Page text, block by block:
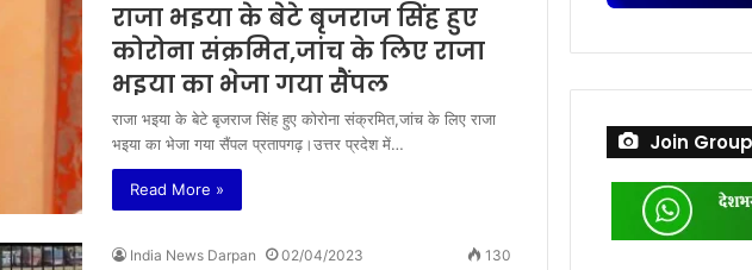
राजा भ‌इया के बेटे बृजराज सिंह हुए
कोरोना संक्रमित,जांच के लिए राजा
भ‌इया का भेजा गया सैंपल
राजा भ‌इया के बेटे बृजराज सिंह हुए कोरोना संक्रमित,जांच के लिए राजा
भ‌इया का भेजा गया सैंपल प्रतापगढ़।उत्तर प्रदेश में…
Read More »
India News Darpan 02/04/2023 130
Join Group